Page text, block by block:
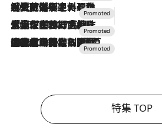
2026.7.24
【夏限定ディナーコース】旬を迎える稚鮎や花ズッキーニなどをイタリア・トスカーナの郷土料理の手法で満喫！
2026.7.17
「土佐和ハーブかき氷」がOMO7高知に登場！生姜、山椒、大葉など目にも舌にも涼を呼ぶ郷土の味
2026.7.10
NEW OPEN！【界 草津】名湯の地に誕生。趣の異なる2種の温泉と上州ならではの会席・蕎麦割烹など美食を味わう究極の癒やし旅
特集 TOP